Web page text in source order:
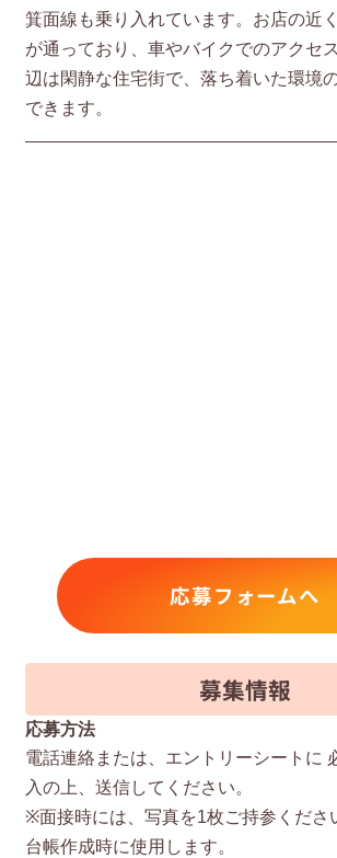
箕面線も乗り入れています。お店の近
が通っており、車やバイクでのアクセ
辺は閑静な住宅街で、落ち着いた環境
できます。
応募フォームへ
募集情報
応募方法
電話連絡または、エントリーシートに
⼊の上、送信してください。
※⾯接時には、写真を1枚ご持参くださ
台帳作成時に使⽤します。